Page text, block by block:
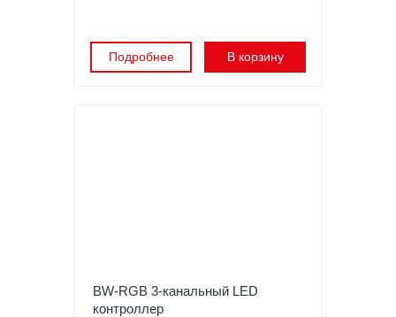
Подробнее В корзину
BW-RGB 3-канальный LED
контроллер